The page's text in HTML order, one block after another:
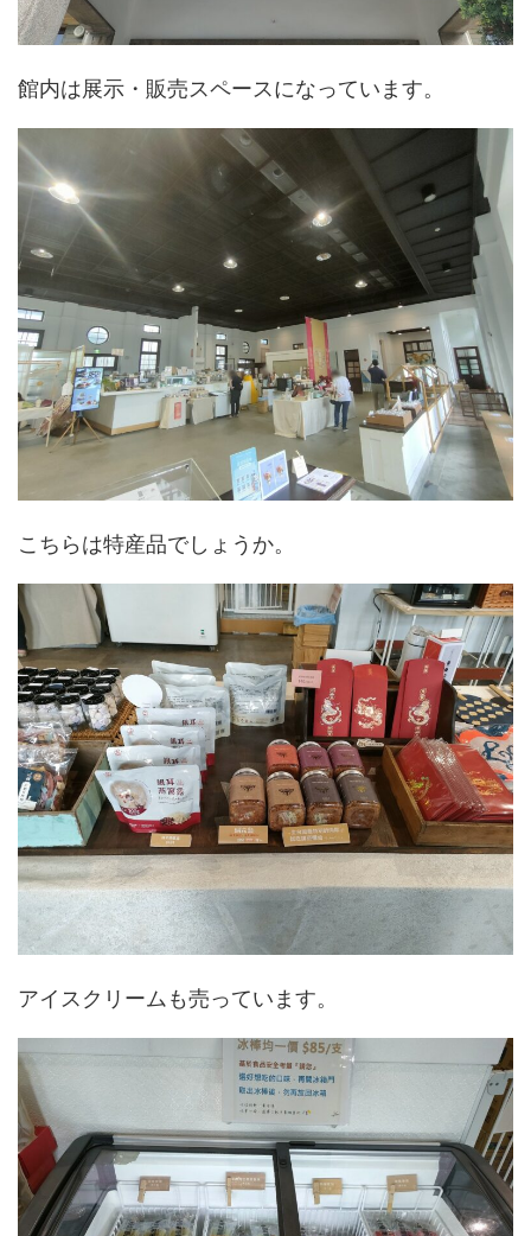
館内は展示・販売スペースになっています。
こちらは特産品でしょうか。
アイスクリームも売っています。